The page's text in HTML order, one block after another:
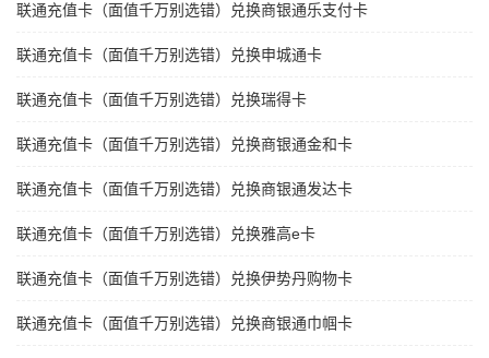
联通充值卡（面值千万别选错）兑换商银通乐支付卡
联通充值卡（面值千万别选错）兑换申城通卡
联通充值卡（面值千万别选错）兑换瑞得卡
联通充值卡（面值千万别选错）兑换商银通金和卡
联通充值卡（面值千万别选错）兑换商银通发达卡
联通充值卡（面值千万别选错）兑换雅高e卡
联通充值卡（面值千万别选错）兑换伊势丹购物卡
联通充值卡（面值千万别选错）兑换商银通巾帼卡